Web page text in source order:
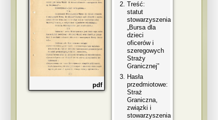
pdf
Treść:
statut
stowarzyszenia
„Bursa dla
dzieci
oficerów i
szeregowych
Straży
Granicznej”
Hasła
przedmiotowe:
Straż
Graniczna,
związki i
stowarzyszenia